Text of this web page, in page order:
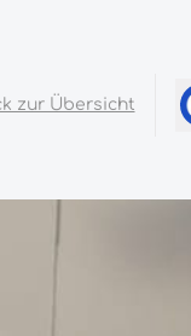
zur Übersicht